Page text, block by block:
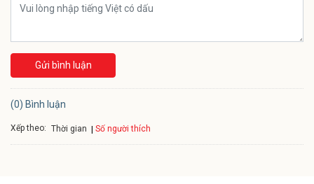
Gửi bình luận
(0) Bình luận
Xếp theo: Thời gian Số người thích